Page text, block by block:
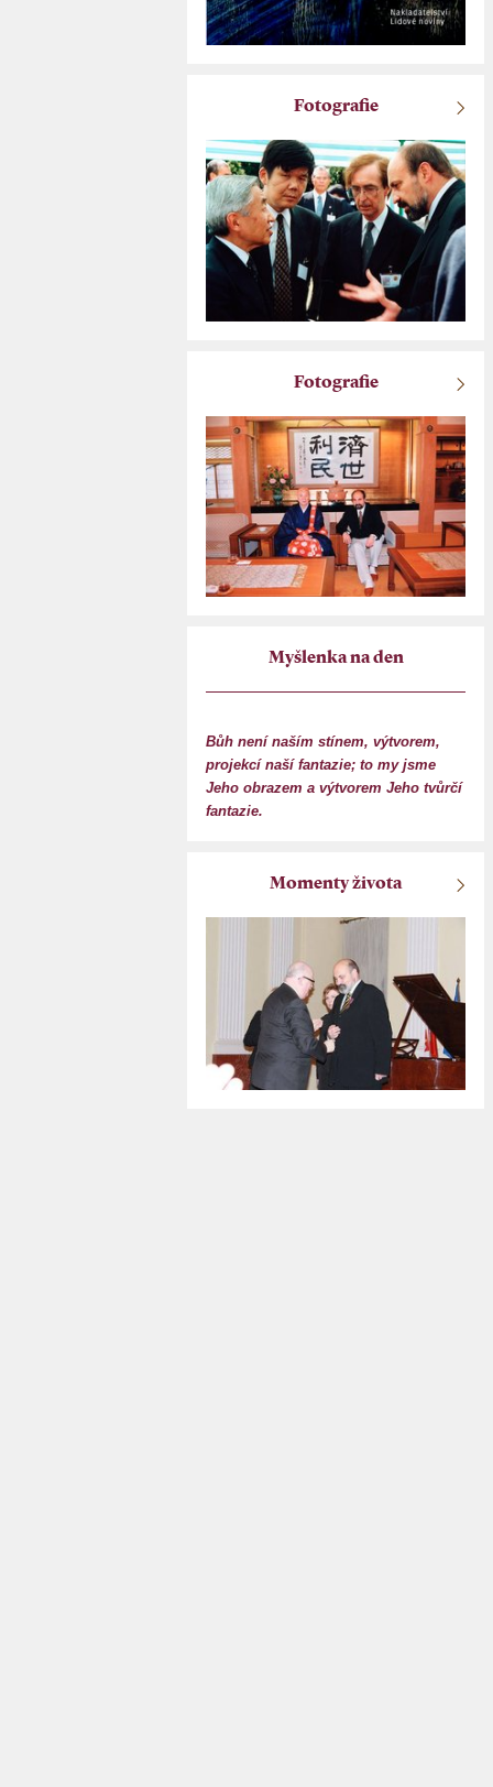
Fotografie
Fotografie
Myšlenka na den
Bůh není naším stínem, výtvorem,
projekcí naší fantazie; to my jsme
Jeho obrazem a výtvorem Jeho tvůrčí
fantazie.
Momenty života